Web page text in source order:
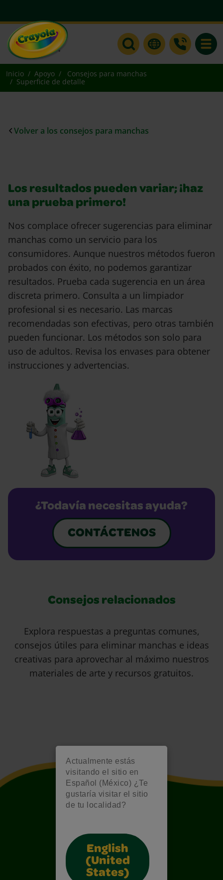
Actualmente estás
visitando el sitio en
Español (México) ¿Te
gustaría visitar el sitio
de tu localidad?
English
(United
States)
Inicio Apoyo
Consejos para manchas
Superficie de detalle
Volver a los consejos para manchas
Los resultados pueden variar; ¡haz
una prueba primero!
Nos complace ofrecer sugerencias para eliminar
manchas como un servicio para los
consumidores. Aunque nuestros métodos fueron
probados con éxito, no podemos garantizar
resultados. Prueba cada sugerencia en un área
discreta primero. Consulta a un limpiador
profesional si es necesario. Las marcas
recomendadas son efectivas, pero otras también
pueden funcionar. Los métodos son solo para
uso de adultos. Revisa los envases para obtener
instrucciones y advertencias.
¿Todavía necesitas ayuda?
CONTÁCTENOS
Consejos relacionados
Explora respuestas a preguntas comunes,
consejos útiles para eliminar manchas e ideas
creativas para aprovechar al máximo nuestros
materiales de arte y recursos gratuitos.